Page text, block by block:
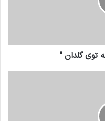
توي گلدان "